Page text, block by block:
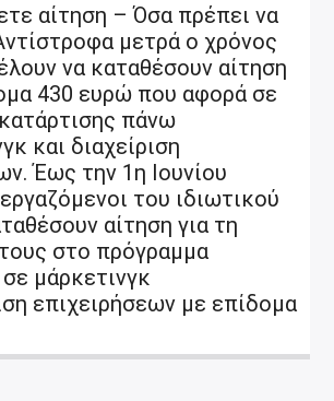
αίτηση – Όσα πρέπει να
μετρά ο χρόνος
να καταθέσουν αίτηση
430 ευρώ που αφορά σε
πάνω
και διαχείριση
Έως την 1η Ιουνίου
του ιδιωτικού
αίτηση για τη
στο πρόγραμμα
μάρκετινγκ
επιχειρήσεων με επίδομα